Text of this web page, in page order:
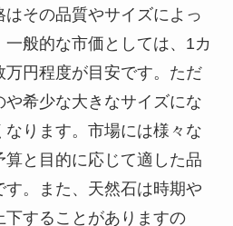
はその品質やサイズによっ
般的な市価としては、1カ
万円程度が目安です。ただ
や希少な大きなサイズにな
なります。市場には様々な
と目的に応じて適した品
。また、天然石は時期や
することがありますの